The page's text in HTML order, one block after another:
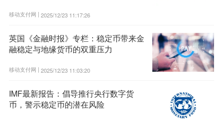
移动支付网 | 2025/12/23 11:17:26
英国《金融时报》专栏：稳定币带来金
融稳定与地缘货币的双重压力
移动支付网 | 2025/12/23 11:03:20
IMF最新报告：倡导推行央行数字货
币，警示稳定币的潜在风险